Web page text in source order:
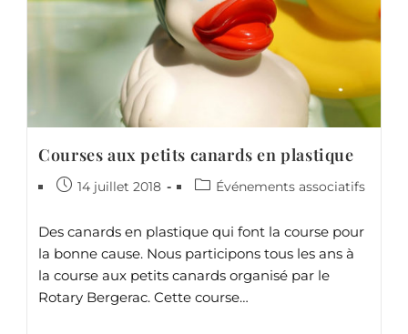
Courses aux petits canards en plastique
14 juillet 2018 Événements associatifs
Des canards en plastique qui font la course pour
la bonne cause. Nous participons tous les ans à
la course aux petits canards organisé par le
Rotary Bergerac. Cette course…